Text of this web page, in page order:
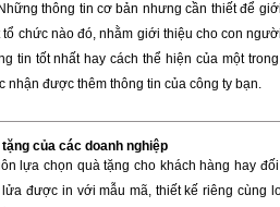
thông tin cơ bản nhưng cần thiết để
chức nào đó, nhằm giới thiệu cho con
tin tốt nhất hay cách thể hiện của một
được thêm thông tin của công ty bạn.
của các doanh nghiệp
lựa chọn quà tặng cho khách hàng hay
được in với mẫu mã, thiết kế riêng cùng